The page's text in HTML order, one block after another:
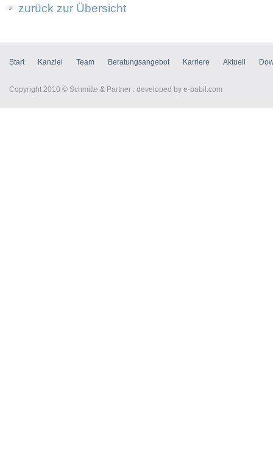
zurück zur Übersicht
Start Kanzlei Team Beratungsangebot Karriere Aktuell
Copyright 2010 © Schmitte & Partner . developed by e-babil.com